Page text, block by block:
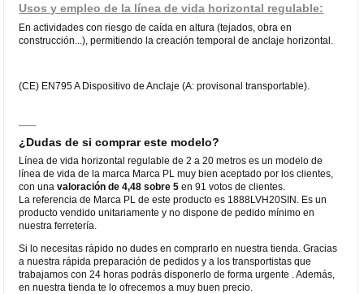
Usos y empleo de la línea de vida horizontal regulable:
En actividades con riesgo de caída en altura (tejados, obra en
construcción...), permitiendo la creación temporal de anclaje horizontal.
(CE) EN795 A Dispositivo de Anclaje (A: provisonal transportable).
¿Dudas de si comprar este modelo?
Línea de vida horizontal regulable de 2 a 20 metros es un modelo de
línea de vida de la marca Marca PL muy bien aceptado por los clientes,
con unavaloración de 4,48 sobre 5 en 91 votos de clientes.
La referencia de Marca PL de este producto es 1888LVH20SIN. Es un
producto vendido unitariamente y no dispone de pedido mínimo en
nuestra ferretería.
Si lo necesitas rápido no dudes en comprarlo en nuestra tienda. Gracias
a nuestra rápida preparación de pedidos y a los transportistas que
trabajamos con 24 horas podrás disponerlo de forma urgente . Además,
en nuestra tienda te lo ofrecemos a muy buen precio.